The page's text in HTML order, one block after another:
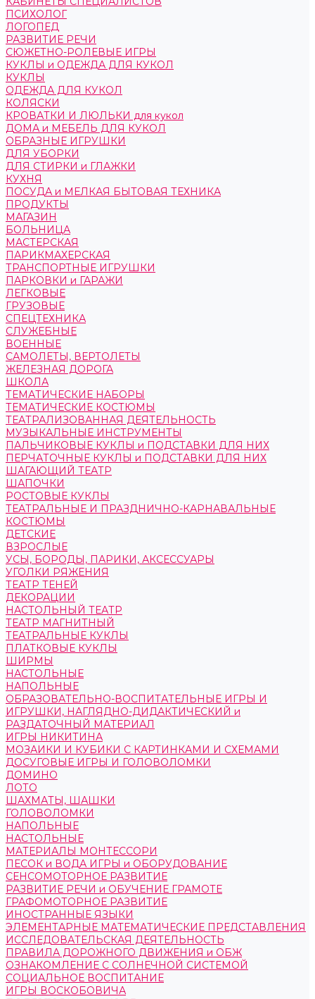
ПСИХОЛОГ
ЛОГОПЕД
РАЗВИТИЕ РЕЧИ
СЮЖЕТНО-РОЛЕВЫЕ ИГРЫ
КУКЛЫ и ОДЕЖДА ДЛЯ КУКОЛ
КУКЛЫ
ОДЕЖДА ДЛЯ КУКОЛ
КОЛЯСКИ
КРОВАТКИ И ЛЮЛЬКИ для кукол
ДОМА и МЕБЕЛЬ ДЛЯ КУКОЛ
ОБРАЗНЫЕ ИГРУШКИ
ДЛЯ УБОРКИ
ДЛЯ СТИРКИ и ГЛАЖКИ
КУХНЯ
ПОСУДА и МЕЛКАЯ БЫТОВАЯ ТЕХНИКА
ПРОДУКТЫ
МАГАЗИН
БОЛЬНИЦА
МАСТЕРСКАЯ
ПАРИКМАХЕРСКАЯ
ТРАНСПОРТНЫЕ ИГРУШКИ
ПАРКОВКИ и ГАРАЖИ
ЛЕГКОВЫЕ
ГРУЗОВЫЕ
СПЕЦТЕХНИКА
СЛУЖЕБНЫЕ
ВОЕННЫЕ
САМОЛЕТЫ, ВЕРТОЛЕТЫ
ЖЕЛЕЗНАЯ ДОРОГА
ШКОЛА
ТЕМАТИЧЕСКИЕ НАБОРЫ
ТЕМАТИЧЕСКИЕ КОСТЮМЫ
ТЕАТРАЛИЗОВАННАЯ ДЕЯТЕЛЬНОСТЬ
МУЗЫКАЛЬНЫЕ ИНСТРУМЕНТЫ
ПАЛЬЧИКОВЫЕ КУКЛЫ и ПОДСТАВКИ ДЛЯ НИХ
ПЕРЧАТОЧНЫЕ КУКЛЫ и ПОДСТАВКИ ДЛЯ НИХ
ШАГАЮЩИЙ ТЕАТР
ШАПОЧКИ
РОСТОВЫЕ КУКЛЫ
ТЕАТРАЛЬНЫЕ И ПРАЗДНИЧНО-КАРНАВАЛЬНЫЕ
КОСТЮМЫ
ДЕТСКИЕ
ВЗРОСЛЫЕ
УСЫ, БОРОДЫ, ПАРИКИ, АКСЕССУАРЫ
УГОЛКИ РЯЖЕНИЯ
ТЕАТР ТЕНЕЙ
ДЕКОРАЦИИ
НАСТОЛЬНЫЙ ТЕАТР
ТЕАТР МАГНИТНЫЙ
ТЕАТРАЛЬНЫЕ КУКЛЫ
ПЛАТКОВЫЕ КУКЛЫ
ШИРМЫ
НАСТОЛЬНЫЕ
НАПОЛЬНЫЕ
ОБРАЗОВАТЕЛЬНО-ВОСПИТАТЕЛЬНЫЕ ИГРЫ И
ИГРУШКИ, НАГЛЯДНО-ДИДАКТИЧЕСКИЙ и
РАЗДАТОЧНЫЙ МАТЕРИАЛ
ИГРЫ НИКИТИНА
МОЗАИКИ И КУБИКИ С КАРТИНКАМИ И СХЕМАМИ
ДОСУГОВЫЕ ИГРЫ И ГОЛОВОЛОМКИ
ДОМИНО
ЛОТО
ШАХМАТЫ, ШАШКИ
ГОЛОВОЛОМКИ
НАПОЛЬНЫЕ
НАСТОЛЬНЫЕ
МАТЕРИАЛЫ МОНТЕССОРИ
ПЕСОК и ВОДА ИГРЫ и ОБОРУДОВАНИЕ
СЕНСОМОТОРНОЕ РАЗВИТИЕ
РАЗВИТИЕ РЕЧИ и ОБУЧЕНИЕ ГРАМОТЕ
ГРАФОМОТОРНОЕ РАЗВИТИЕ
ИНОСТРАННЫЕ ЯЗЫКИ
ЭЛЕМЕНТАРНЫЕ МАТЕМАТИЧЕСКИЕ ПРЕДСТАВЛЕНИЯ
ИССЛЕДОВАТЕЛЬСКАЯ ДЕЯТЕЛЬНОСТЬ
ПРАВИЛА ДОРОЖНОГО ДВИЖЕНИЯ и ОБЖ
ОЗНАКОМЛЕНИЕ С СОЛНЕЧНОЙ СИСТЕМОЙ
СОЦИАЛЬНОЕ ВОСПИТАНИЕ
ИГРЫ ВОСКОБОВИЧА